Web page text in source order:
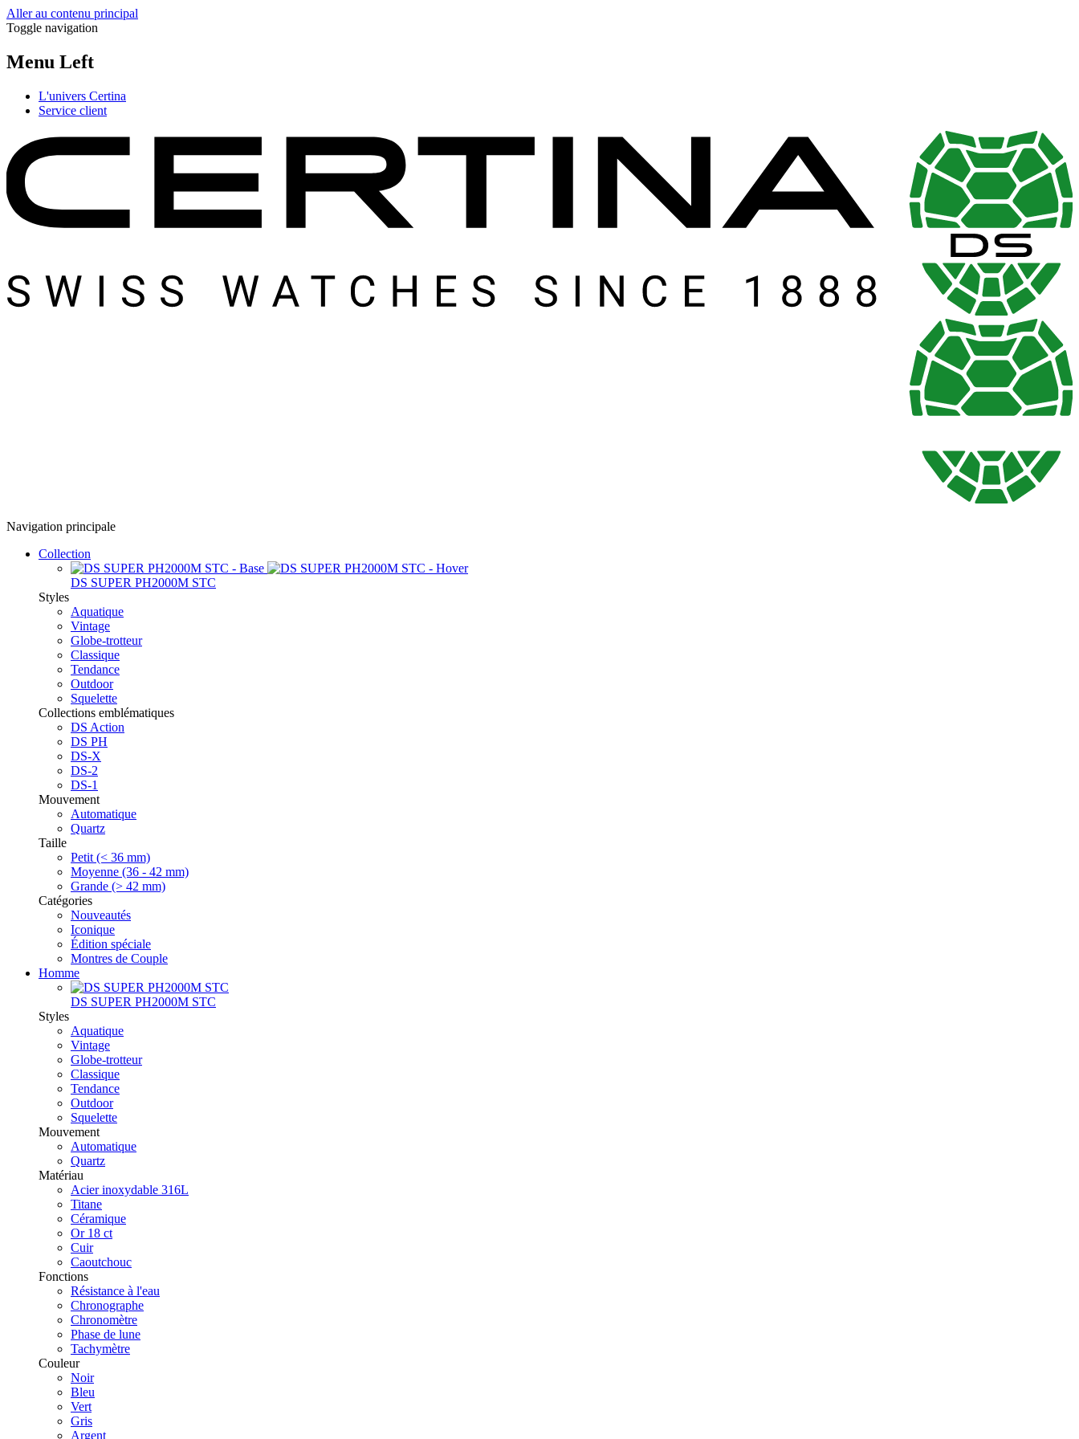
Aller au contenu principal
Toggle navigation
Menu Left
L'univers Certina
Service client
Navigation principale
Collection
DS SUPER PH2000M STC
Styles
Aquatique
Vintage
Globe-trotteur
Classique
Tendance
Outdoor
Squelette
Collections emblématiques
DS Action
DS PH
DS-X
DS-2
DS-1
Mouvement
Automatique
Quartz
Taille
Petit (< 36 mm)
Moyenne (36 - 42 mm)
Grande (> 42 mm)
Catégories
Nouveautés
Iconique
Édition spéciale
Montres de Couple
Homme
DS SUPER PH2000M STC
Styles
Aquatique
Vintage
Globe-trotteur
Classique
Tendance
Outdoor
Squelette
Mouvement
Automatique
Quartz
Matériau
Acier inoxydable 316L
Titane
Céramique
Or 18 ct
Cuir
Caoutchouc
Fonctions
Résistance à l'eau
Chronographe
Chronomètre
Phase de lune
Tachymètre
Couleur
Noir
Bleu
Vert
Gris
Argent